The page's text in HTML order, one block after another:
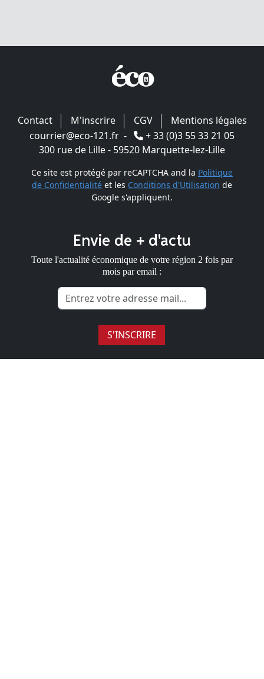
Contact M'inscrire CGV
Mentions légales
courrier@eco-121.fr -
+ 33 (0)3 55 33 21 05
300 rue de Lille - 59520 Marquette-lez-Lille
Ce site est protégé par reCAPTCHA and la Politique
de Confidentialitéet les Conditions d'Utilisation de
Google s'appliquent.
Envie de + d'actu
Toute l'actualité économique de votre région 2 fois par
mois par email :
S'INSCRIRE